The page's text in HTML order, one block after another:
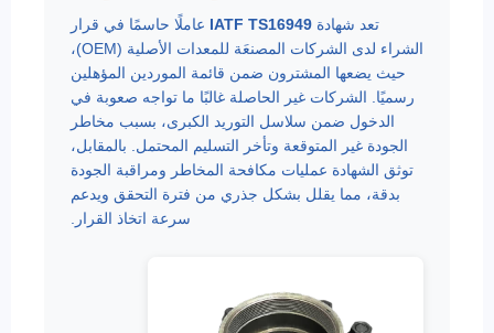
تعد شهادة IATF TS16949 عاملًا حاسمًا في قرار
الشراء لدى الشركات المصنعَة للمعدات الأصلية (OEM)،
حيث يضعها المشترون ضمن قائمة الموردين المؤهلين
رسميًا. الشركات غير الحاصلة غالبًا ما تواجه صعوبة في
الدخول ضمن سلاسل التوريد الكبرى، بسبب مخاطر
الجودة غير المتوقعة وتأخر التسليم المحتمل. بالمقابل،
توثق الشهادة عمليات مكافحة المخاطر ومراقبة الجودة
بدقة، مما يقلل بشكل جذري من فترة التحقق ويدعم
سرعة اتخاذ القرار.